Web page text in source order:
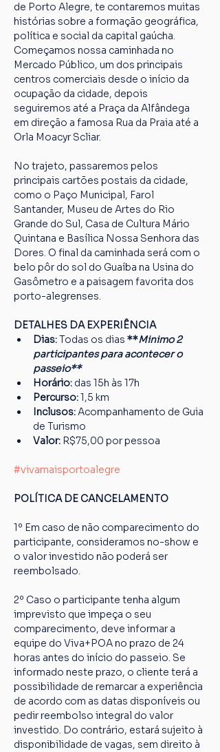
de Porto Alegre, te contaremos muitas
histórias sobre a formação geográfica,
política e social da capital gaúcha.
Começamos nossa caminhada no
Mercado Público, um dos principais
centros comerciais desde o início da
ocupação da cidade, depois
seguiremos até a Praça da Alfândega
em direção a famosa Rua da Praia até a
Orla Moacyr Scliar.
No trajeto, passaremos pelos
principais cartões postais da cidade,
como o Paço Municipal, Farol
Santander, Museu de Artes do Rio
Grande do Sul, Casa de Cultura Mário
Quintana e Basílica Nossa Senhora das
Dores. O final da caminhada será com o
belo pôr do sol do Guaíba na Usina do
Gasômetro e a paisagem favorita dos
porto-alegrenses.
DETALHES DA EXPERIÊNCIA
Dias: Todas os dias **Minimo 2
participantes para acontecer o
passeio**
Horário: das 15h às 17h
Percurso: 1,5 km
Inclusos: Acompanhamento de Guia
de Turismo
Valor: R$75,00 por pessoa
#vivamaisportoalegre
POLÍTICA DE CANCELAMENTO
1º Em caso de não comparecimento do
participante, consideramos no-show e
o valor investido não poderá ser
reembolsado.
2º Caso o participante tenha algum
imprevisto que impeça o seu
comparecimento, deve informar a
equipe do Viva+POA no prazo de 24
horas antes do início do passeio. Se
informado neste prazo, o cliente terá a
possibilidade de remarcar a experiência
de acordo com as datas disponíveis ou
pedir reembolso integral do valor
investido. Do contrário, estará sujeito à
disponibilidade de vagas, sem direito à